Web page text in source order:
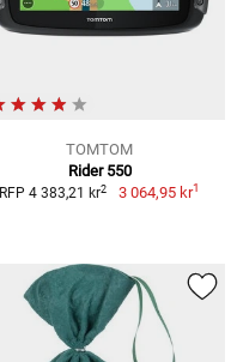
TOMTOM
Rider 550
RFP 4 383,21 kr2 3 064,95 kr1